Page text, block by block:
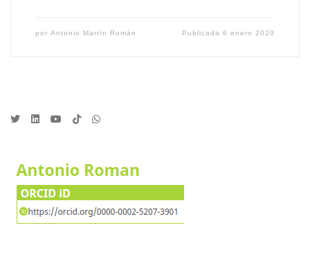
por Antonio Martín Román Publicada6 enero 2020